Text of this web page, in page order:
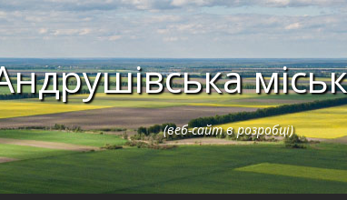
(веб-сайт в розробці)